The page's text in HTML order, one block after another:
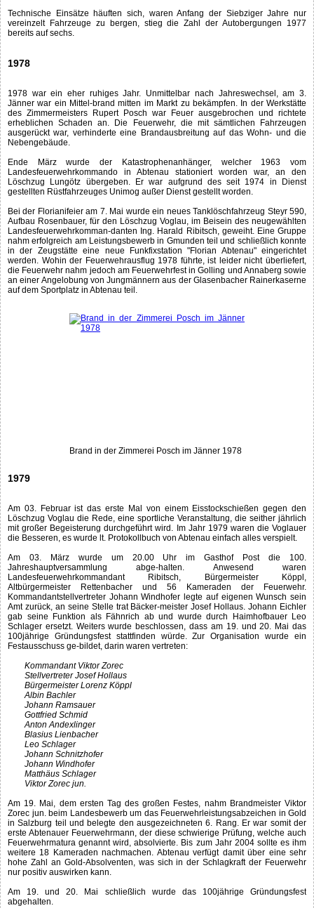
Technische Einsätze häuften sich, waren Anfang der Siebziger Jahre nur
vereinzelt Fahrzeuge zu bergen, stieg die Zahl der Autobergungen 1977
bereits auf sechs.
1978
1978 war ein eher ruhiges Jahr. Unmittelbar nach Jahreswechsel, am 3.
Jänner war ein Mittel-brand mitten im Markt zu bekämpfen. In der Werkstätte
des Zimmermeisters Rupert Posch war Feuer ausgebrochen und richtete
erheblichen Schaden an. Die Feuerwehr, die mit sämtlichen Fahrzeugen
ausgerückt war, verhinderte eine Brandausbreitung auf das Wohn- und die
Nebengebäude.
Ende März wurde der Katastrophenanhänger, welcher 1963 vom
Landesfeuerwehrkommando in Abtenau stationiert worden war, an den
Löschzug Lungötz übergeben. Er war aufgrund des seit 1974 in Dienst
gestellten Rüstfahrzeuges Unimog außer Dienst gestellt worden.
Bei der Florianifeier am 7. Mai wurde ein neues Tanklöschfahrzeug Steyr 590,
Aufbau Rosenbauer, für den Löschzug Voglau, im Beisein des neugewählten
Landesfeuerwehrkomman-danten Ing. Harald Ribitsch, geweiht. Eine Gruppe
nahm erfolgreich am Leistungsbewerb in Gmunden teil und schließlich konnte
in der Zeugstätte eine neue Funkfixstation "Florian Abtenau" eingerichtet
werden. Wohin der Feuerwehrausflug 1978 führte, ist leider nicht überliefert,
die Feuerwehr nahm jedoch am Feuerwehrfest in Golling und Annaberg sowie
an einer Angelobung von Jungmännern aus der Glasenbacher Rainerkaserne
auf dem Sportplatz in Abtenau teil.
Brand in der Zimmerei Posch im Jänner 1978
1979
Am 03. Februar ist das erste Mal von einem Eisstockschießen gegen den
Löschzug Voglau die Rede, eine sportliche Veranstaltung, die seither jährlich
mit großer Begeisterung durchgeführt wird. Im Jahr 1979 waren die Voglauer
die Besseren, es wurde lt. Protokollbuch von Abtenau einfach alles verspielt.
Am 03. März wurde um 20.00 Uhr im Gasthof Post die 100.
Jahreshauptversammlung abge-halten. Anwesend waren
Landesfeuerwehrkommandant Ribitsch, Bürgermeister Köppl,
Altbürgermeister Rettenbacher und 56 Kameraden der Feuerwehr.
Kommandantstellvertreter Johann Windhofer legte auf eigenen Wunsch sein
Amt zurück, an seine Stelle trat Bäcker-meister Josef Hollaus. Johann Eichler
gab seine Funktion als Fähnrich ab und wurde durch Haimhofbauer Leo
Schlager ersetzt. Weiters wurde beschlossen, dass am 19. und 20. Mai das
100jährige Gründungsfest stattfinden würde. Zur Organisation wurde ein
Festausschuss ge-bildet, darin waren vertreten:
Kommandant Viktor Zorec
Stellvertreter Josef Hollaus
Bürgermeister Lorenz Köppl
Albin Bachler
Johann Ramsauer
Gottfried Schmid
Anton Andexlinger
Blasius Lienbacher
Leo Schlager
Johann Schnitzhofer
Johann Windhofer
Matthäus Schlager
Viktor Zorec jun.
Am 19. Mai, dem ersten Tag des großen Festes, nahm Brandmeister Viktor
Zorec jun. beim Landesbewerb um das Feuerwehrleistungsabzeichen in Gold
in Salzburg teil und belegte den ausgezeichneten 6. Rang. Er war somit der
erste Abtenauer Feuerwehrmann, der diese schwierige Prüfung, welche auch
Feuerwehrmatura genannt wird, absolvierte. Bis zum Jahr 2004 sollte es ihm
weitere 18 Kameraden nachmachen. Abtenau verfügt damit über eine sehr
hohe Zahl an Gold-Absolventen, was sich in der Schlagkraft der Feuerwehr
nur positiv auswirken kann.
Am 19. und 20. Mai schließlich wurde das 100jährige Gründungsfest
abgehalten.